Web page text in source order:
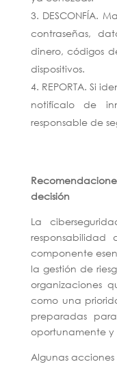
DESCONFÍA.
contraseñas,
dinero, códigos
dispositivos.
REPORTA. Si
notifícalo de
responsable de
decisión
La
componente
la gestión de
organizaciones
como una
preparadas
oportunamente y
Algunas